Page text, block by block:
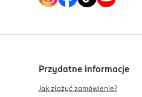
Przydatne informacje
Jak złożyć zamówienie?